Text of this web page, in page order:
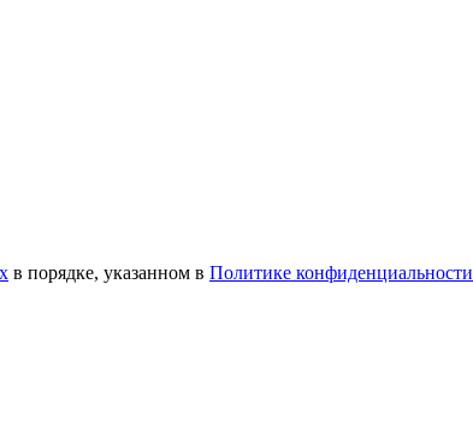
в порядке, указанном в Политике конфиденциальности